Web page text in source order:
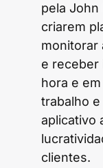
pela John
criarem
monitorar
e receber
hora e
trabalho
aplicativo
clientes.